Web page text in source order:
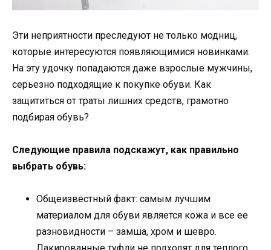
Эти неприятности преследуют не только модниц,
которые интересуются появляющимися новинками.
На эту удочку попадаются даже взрослые мужчины,
серьезно подходящие к покупке обуви. Как
защититься от траты лишних средств, грамотно
подбирая обувь?
Следующие правила подскажут, как правильно
выбрать обувь:
Общеизвестный факт: самым лучшим
материалом для обуви является кожа и все ее
разновидности – замша, хром и шевро.